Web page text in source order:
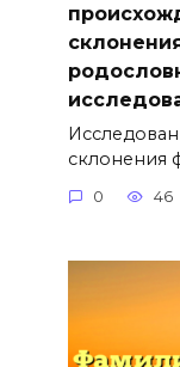
склонения
0 46